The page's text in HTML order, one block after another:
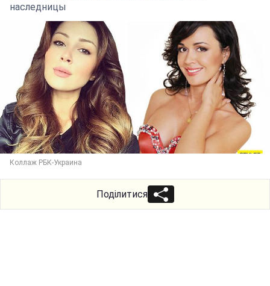
наследницы
Коллаж РБК-Украина
Поділитися